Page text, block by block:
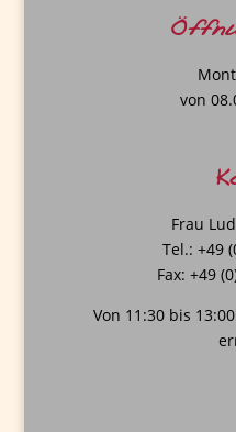
von
Frau
Tel.: +49
Fax: +49
Von 11:30 bis